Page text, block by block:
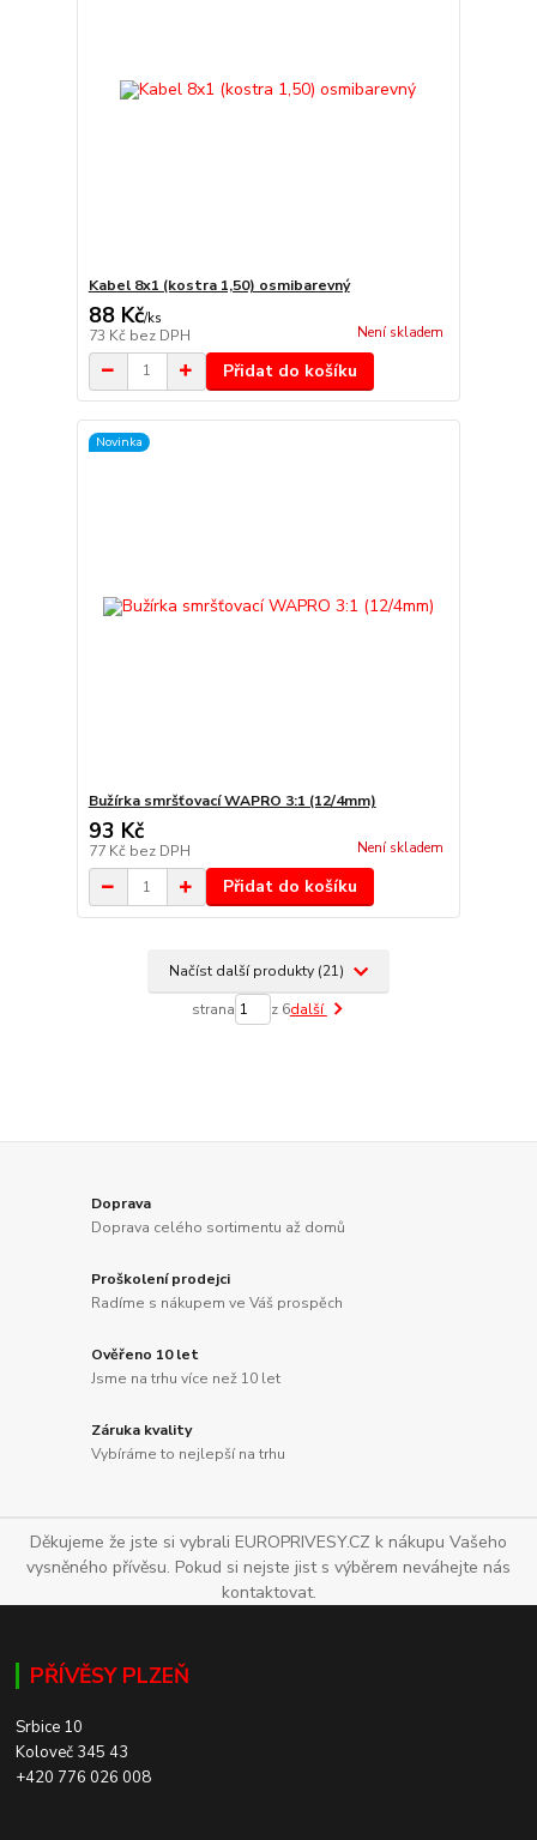
Kabel 8x1 (kostra 1,50) osmibarevný
88 Kč/ks
73 Kč bez DPH Není skladem
Přidat do košíku
Novinka
Bužírka smršťovací WAPRO 3:1 (12/4mm)
93 Kč
77 Kč bez DPH Není skladem
Přidat do košíku
Načíst další produkty (21)
strana z 6další
Doprava
Doprava celého sortimentu až domů
Proškolení prodejci
Radíme s nákupem ve Váš prospěch
Ověřeno 10 let
Jsme na trhu více než 10 let
Záruka kvality
Vybíráme to nejlepší na trhu
Děkujeme že jste si vybrali EUROPRIVESY.CZ k nákupu Vašeho
vysněného přívěsu. Pokud si nejste jist s výběrem neváhejte nás
kontaktovat.
PŘÍVĚSY PLZEŇ
Srbice 10
Koloveč 345 43
+420 776 026 008